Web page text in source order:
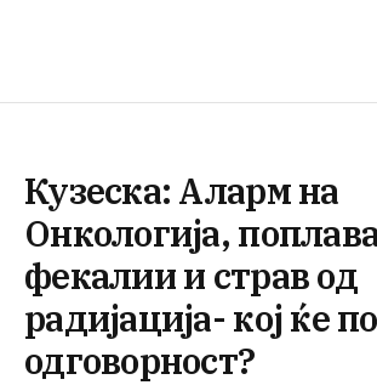
Кузеска: Аларм на
Онкологија,
фекалии и страв од
радијација- кој ќе
одговорност?